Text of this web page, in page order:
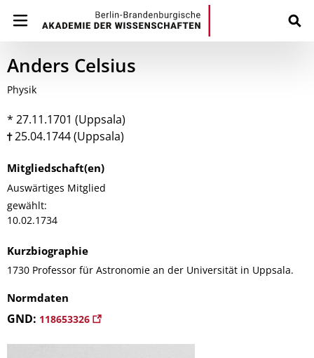
Anders Celsius
Physik
* 27.11.1701 (Uppsala)
25.04.1744 (Uppsala)
Mitgliedschaft(en)
Auswärtiges Mitglied
gewählt:
10.02.1734
Kurzbiographie
1730 Professor für Astronomie an der Universität in Uppsala.
Normdaten
GND: 118653326